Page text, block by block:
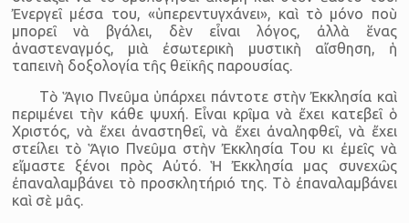
Ἐνεργεῖ μέσα του, «ὑπερεντυγχάνει», καὶ τὸ μόνο ποὺ
μπορεῖ νὰ βγάλει, δὲν εἶναι λόγος, ἀλλὰ ἕνας
ἀναστεναγμός, μιὰ ἐσωτερικὴ μυστικὴ αἴσθηση, ἡ
ταπεινὴ δοξολογία τῆς θεϊκῆς παρουσίας.
Τὸ Ἅγιο Πνεῦμα ὑπάρχει πάντοτε στὴν Ἐκκλησία καὶ
περιμένει τὴν κάθε ψυχή. Εἶναι κρῖμα νὰ ἔχει κατεβεῖ ὁ
Χριστός, νὰ ἔχει ἀναστηθεῖ, νὰ ἔχει ἀναληφθεῖ, νὰ ἔχει
στείλει τὸ Ἅγιο Πνεῦμα στὴν Ἐκκλησία Του κι ἐμεῖς νὰ
εἴμαστε ξένοι πρὸς Αὐτό. Ἡ Ἐκκλησία μας συνεχῶς
ἐπαναλαμβάνει τὸ προσκλητήριό της. Τὸ ἐπαναλαμβάνει
καὶ σὲ μᾶς.